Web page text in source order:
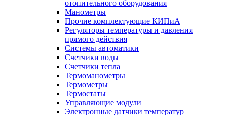
отопительного оборудования
Манометры
Прочие комплектующие КИПиА
Регуляторы температуры и давления
прямого действия
Системы автоматики
Счетчики воды
Счетчики тепла
Термоманометры
Термометры
Термостаты
Управляющие модули
Электронные датчики температур